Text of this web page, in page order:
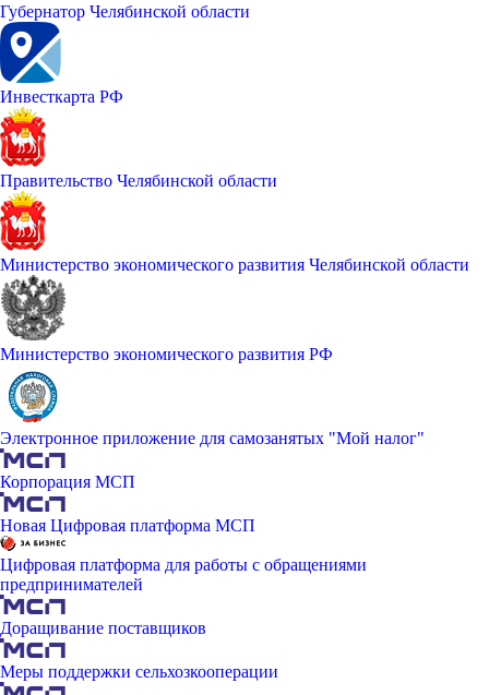
Губернатор Челябинской области
Инвесткарта РФ
Правительство Челябинской области
Министерство экономического развития Челябинской области
Министерство экономического развития РФ
Электронное приложение для самозанятых "Мой налог"
Корпорация МСП
Новая Цифровая платформа МСП
Цифровая платформа для работы с обращениями
предпринимателей
Доращивание поставщиков
Меры поддержки сельхозкооперации